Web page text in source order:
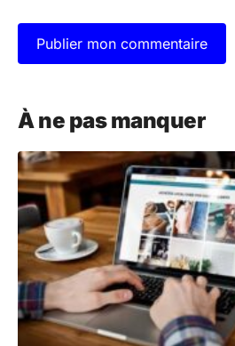
t
e
r
n
a
t
v
e
:
À ne pas manquer